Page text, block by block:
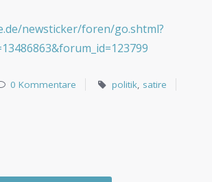
newsticker/foren/go.shtml?
0 Kommentare politik, satire